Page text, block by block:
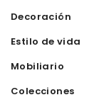
Decoración
Estilo de vida
Mobiliario
Colecciones